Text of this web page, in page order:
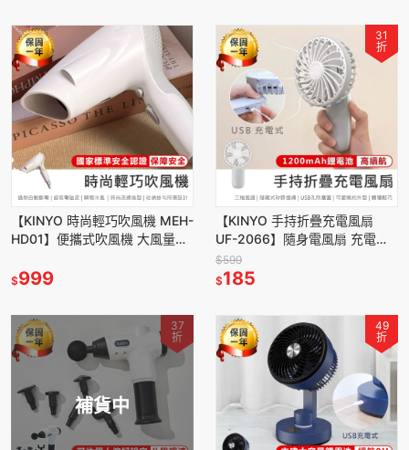
【KINYO 時尚輕巧吹風機 MEH-
HD01】便攜式吹風機 大風量吹
動斷電
$999
31
折
【KINYO 手持折疊充電風扇
UF-2066】隨身電風扇 充電風
扇 手持風扇 USB風扇 折疊充電
風扇 三檔風速
$599
$185
補貨中
37
折
49
折